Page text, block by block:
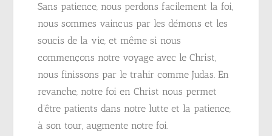
Sans patience, nous perdons facilement la foi,
nous sommes vaincus par les démons et les
soucis de la vie, et même si nous
commençons notre voyage avec le Christ,
nous finissons par le trahir comme Judas. En
revanche, notre foi en Christ nous permet
d’être patients dans notre lutte et la patience,
à son tour, augmente notre foi.